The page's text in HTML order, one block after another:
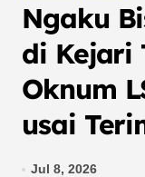
Ngaku
di Kejari
Oknum
usai
Jul 8, 2026